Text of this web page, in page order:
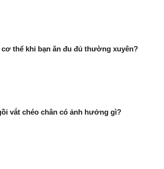
thể khi bạn ăn đu đủ thường xuyên?
vắt chéo chân có ảnh hưởng gì?